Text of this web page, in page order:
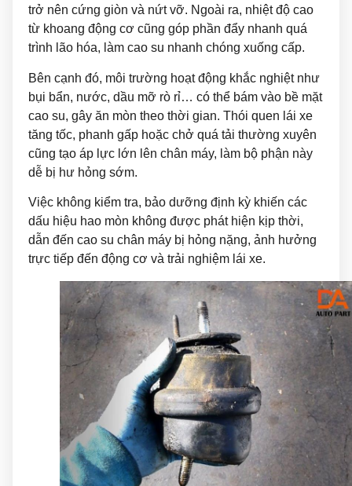
trở nên cứng giòn và nứt vỡ. Ngoài ra, nhiệt độ cao
từ khoang động cơ cũng góp phần đẩy nhanh quá
trình lão hóa, làm cao su nhanh chóng xuống cấp.
Bên cạnh đó, môi trường hoạt động khắc nghiệt như
bụi bẩn, nước, dầu mỡ rò rỉ… có thể bám vào bề mặt
cao su, gây ăn mòn theo thời gian. Thói quen lái xe
tăng tốc, phanh gấp hoặc chở quá tải thường xuyên
cũng tạo áp lực lớn lên chân máy, làm bộ phận này
dễ bị hư hỏng sớm.
Việc không kiểm tra, bảo dưỡng định kỳ khiến các
dấu hiệu hao mòn không được phát hiện kịp thời,
dẫn đến cao su chân máy bị hỏng nặng, ảnh hưởng
trực tiếp đến động cơ và trải nghiệm lái xe.